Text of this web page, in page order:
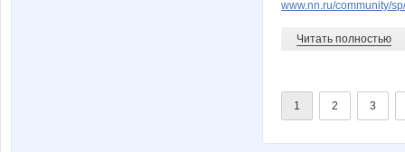
www.nn.ru/community/
Читать полностью
1 2 3